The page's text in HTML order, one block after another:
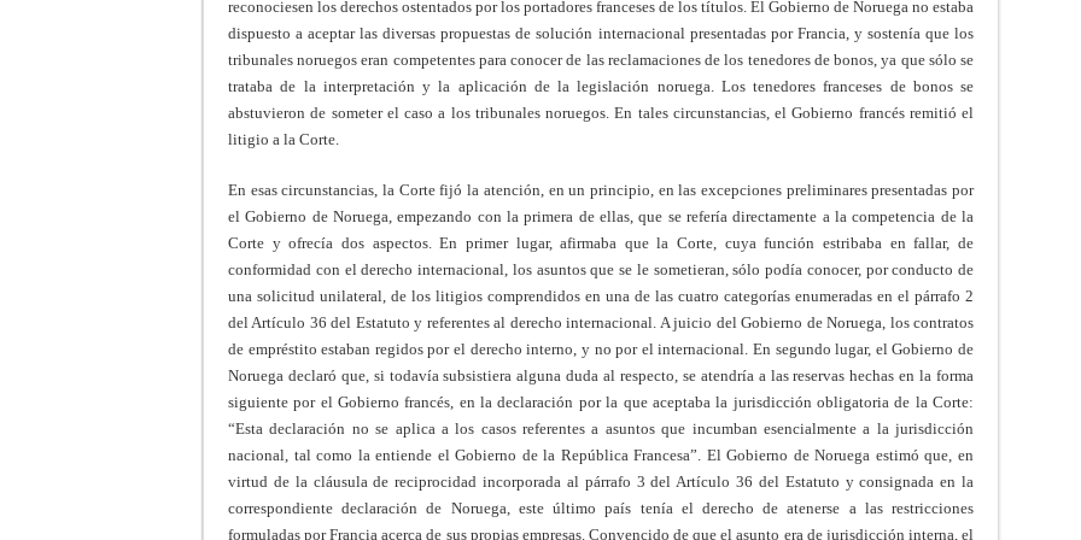
reconociesen los derechos ostentados por los portadores franceses de los títulos. El Gobierno de Noruega no estaba
dispuesto a aceptar las diversas propuestas de solución internacional presentadas por Francia, y sostenía que los
tribunales noruegos eran competentes para conocer de las reclamaciones de los tenedores de bonos, ya que sólo se
trataba de la interpretación y la aplicación de la legislación noruega. Los tenedores franceses de bonos se
abstuvieron de someter el caso a los tribunales noruegos. En tales circunstancias, el Gobierno francés remitió el
litigio a la Corte.
En esas circunstancias, la Corte fijó la atención, en un principio, en las excepciones preliminares presentadas por
el Gobierno de Noruega, empezando con la primera de ellas, que se refería directamente a la competencia de la
Corte y ofrecía dos aspectos. En primer lugar, afirmaba que la Corte, cuya función estribaba en fallar, de
conformidad con el derecho internacional, los asuntos que se le sometieran, sólo podía conocer, por conducto de
una solicitud unilateral, de los litigios comprendidos en una de las cuatro categorías enumeradas en el párrafo 2
del Artículo 36 del Estatuto y referentes al derecho internacional. A juicio del Gobierno de Noruega, los contratos
de empréstito estaban regidos por el derecho interno, y no por el internacional. En segundo lugar, el Gobierno de
Noruega declaró que, si todavía subsistiera alguna duda al respecto, se atendría a las reservas hechas en la forma
siguiente por el Gobierno francés, en la declaración por la que aceptaba la jurisdicción obligatoria de la Corte:
“Esta declaración no se aplica a los casos referentes a asuntos que incumban esencialmente a la jurisdicción
nacional, tal como la entiende el Gobierno de la República Francesa”. El Gobierno de Noruega estimó que, en
virtud de la cláusula de reciprocidad incorporada al párrafo 3 del Artículo 36 del Estatuto y consignada en la
correspondiente declaración de Noruega, este último país tenía el derecho de atenerse a las restricciones
formuladas por Francia acerca de sus propias empresas. Convencido de que el asunto era de jurisdicción interna, el